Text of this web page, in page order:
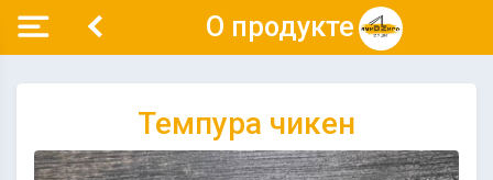
О продукте
Темпура чикен